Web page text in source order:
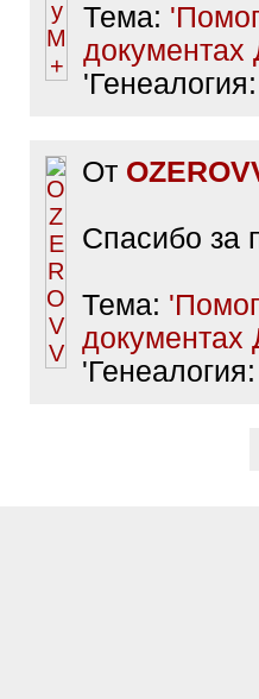
Тема:
документах
От
Спасибо за
Тема:
документах